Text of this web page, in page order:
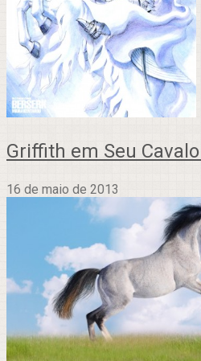
Griffith em Seu
16 de maio de 2013